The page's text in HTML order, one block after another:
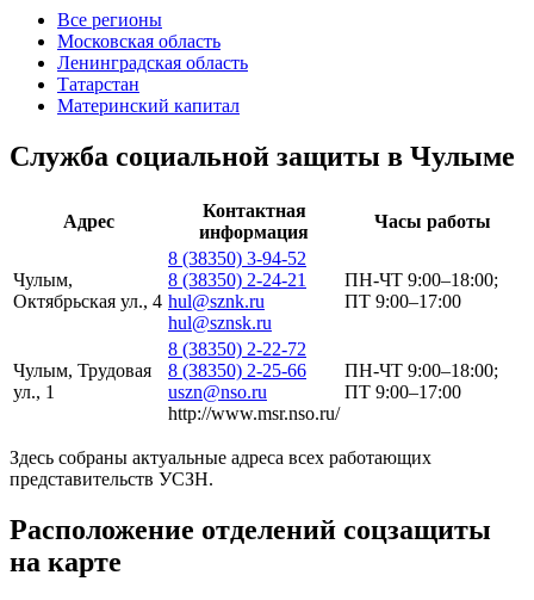
Все регионы
Московская область
Ленинградская область
Татарстан
Материнский капитал
Служба социальной защиты в Чулыме
Адрес
Контактная
информация
Часы работы
Чулым,
Октябрьская ул., 4
8 (38350) 3-94-52
8 (38350) 2-24-21
hul@sznk.ru
hul@sznsk.ru
ПН-ЧТ 9:00–18:00;
ПТ 9:00–17:00
Чулым, Трудовая
ул., 1
8 (38350) 2-22-72
8 (38350) 2-25-66
uszn@nso.ru
http://www.msr.nso.ru/
ПН-ЧТ 9:00–18:00;
ПТ 9:00–17:00
Здесь собраны актуальные адреса всех работающих
представительств УСЗН.
Расположение отделений соцзащиты
на карте